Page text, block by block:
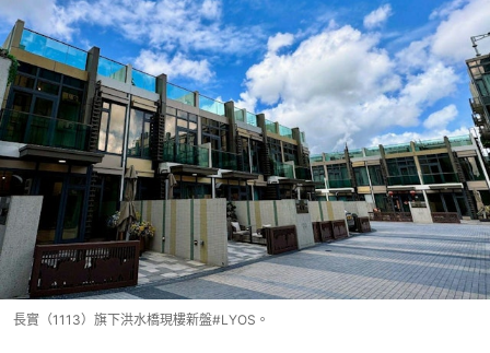
長實（1113）旗下洪水橋現樓新盤#LYOS。